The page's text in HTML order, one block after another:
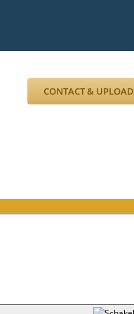
CONTACT & UPLOAD